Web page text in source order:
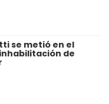
se metió en el
de